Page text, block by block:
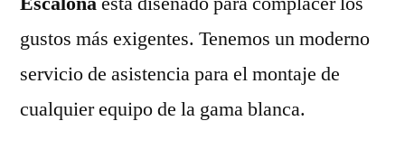
gustos más exigentes. Tenemos un moderno
servicio de asistencia para el montaje de
cualquier equipo de la gama blanca.